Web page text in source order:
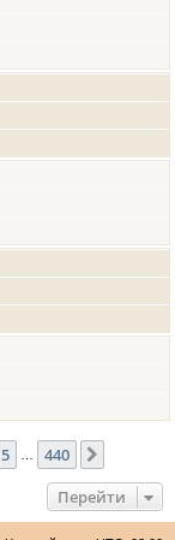
440
5 440
Перейти